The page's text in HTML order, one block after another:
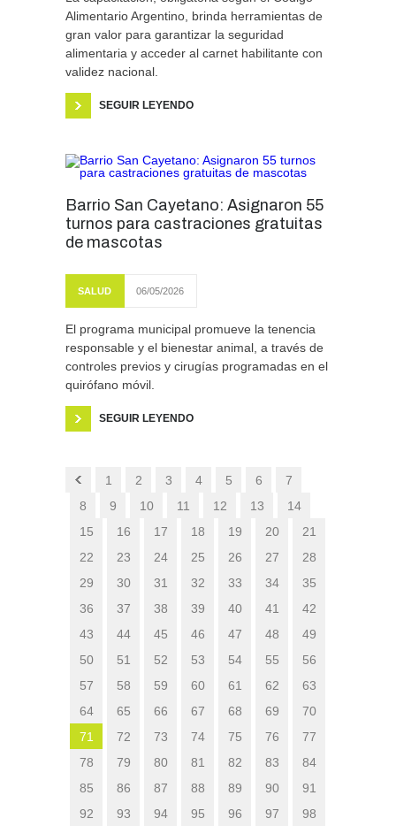
Alimentario Argentino, brinda herramientas de
gran valor para garantizar la seguridad
alimentaria y acceder al carnet habilitante con
validez nacional.
SEGUIR LEYENDO
Barrio San Cayetano: Asignaron 55
turnos para castraciones gratuitas
de mascotas
SALUD 06/05/2026
El programa municipal promueve la tenencia
responsable y el bienestar animal, a través de
controles previos y cirugías programadas en el
quirófano móvil.
SEGUIR LEYENDO
1 2 3 4 5 6
7
8
9 10 11 12 13
14
15
16 17 18 19 20
21
22
23 24 25 26 27
28
29
30 31 32 33 34
35
36
37 38 39 40 41
42
43
44 45 46 47 48
49
50
51 52 53 54 55
56
57
58 59 60 61 62
63
64
65 66 67 68 69
70
71
72 73 74 75 76
77
78
79 80 81 82 83
84
85
86 87 88 89 90
91
92
93 94 95 96 97
98